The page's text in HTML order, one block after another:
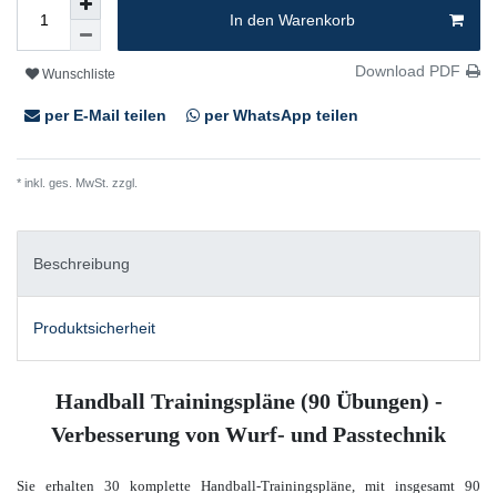
In den Warenkorb
Wunschliste Download PDF
per E-Mail teilen per WhatsApp teilen
* inkl. ges. MwSt. zzgl.
Beschreibung
Produktsicherheit
Handball Trainingspläne (90 Übungen) -
Verbesserung von Wurf- und Passtechnik
Sie erhalten 30 komplette Handball-Trainingspläne, mit insgesamt 90